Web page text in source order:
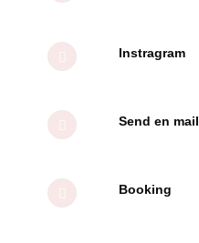
Instragram
Send en mail
Booking